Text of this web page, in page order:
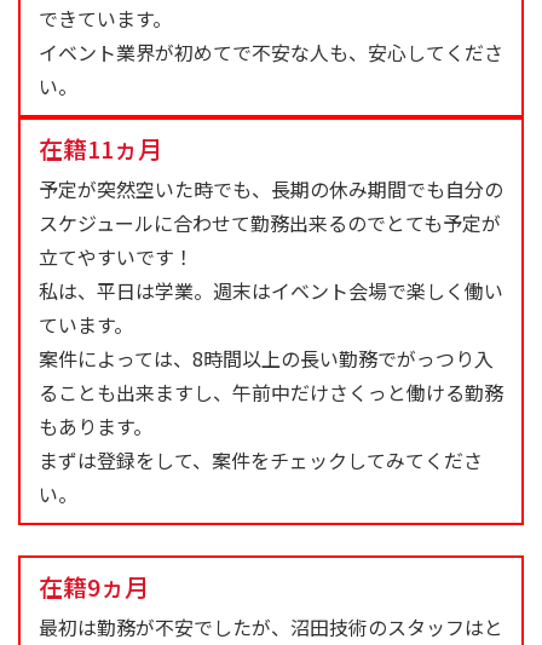
できています。
イベント業界が初めてで不安な人も、安心してくださ
い。
在籍11ヵ月
予定が突然空いた時でも、長期の休み期間でも自分の
スケジュールに合わせて勤務出来るのでとても予定が
立てやすいです！
私は、平日は学業。週末はイベント会場で楽しく働い
ています。
案件によっては、8時間以上の長い勤務でがっつり入
ることも出来ますし、午前中だけさくっと働ける勤務
もあります。
まずは登録をして、案件をチェックしてみてくださ
い。
在籍9ヵ月
最初は勤務が不安でしたが、沼田技術のスタッフはと